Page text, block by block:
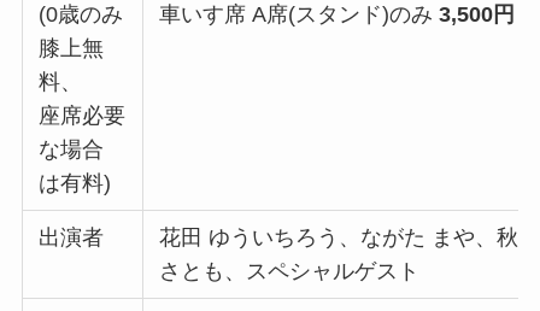
(0歳のみ
膝上無
料、
座席必要
な場合
は有料)
車いす席 A席(スタンド)のみ3,500円
出演者
花田 ゆういちろう、ながた まや、秋
さとも、スペシャルゲスト